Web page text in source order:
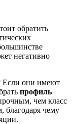
обратить
негативно
Если они имеют
профиль
чем класс
чему